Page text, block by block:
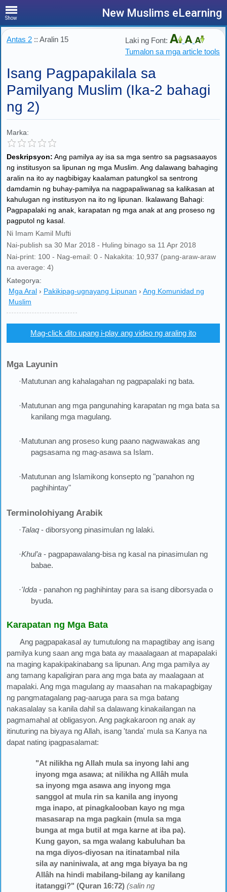
Show New Muslims eLearning
Antas 2 :: Aralin 15
Laki ng Font:
Tumalon sa mga article tools
Isang Pagpapakilala sa
Pamilyang Muslim (Ika-2 bahagi
ng 2)
Marka:
Deskripsyon: Ang pamilya ay isa sa mga sentro sa pagsasaayos
ng institusyon sa lipunan ng mga Muslim. Ang dalawang bahaging
aralin na ito ay nagbibigay kaalaman patungkol sa sentrong
damdamin ng buhay-pamilya na nagpapaliwanag sa kalikasan at
kahulugan ng institusyon na ito ng lipunan. Ikalawang Bahagi:
Pagpapalaki ng anak, karapatan ng mga anak at ang proseso ng
pagputol ng kasal.
Ni Imam Kamil Mufti
Nai-publish sa 30 Mar 2018 - Huling binago sa 11 Apr 2018
Nai-print: 100 - Nag-email: 0 - Nakakita: 10,937 (pang-araw-araw
na average: 4)
Kategorya:
Mga Aral › Pakikipag-ugnayang Lipunan › Ang Komunidad ng
Muslim
Mag-click dito upang i-play ang video ng araling ito
Mga Layunin
·Matutunan ang kahalagahan ng pagpapalaki ng bata.
·Matutunan ang mga pangunahing karapatan ng mga bata sa
kanilang mga magulang.
·Matutunan ang proseso kung paano nagwawakas ang
pagsasama ng mag-asawa sa Islam.
·Matutunan ang Islamikong konsepto ng "panahon ng
paghihintay"
Terminolohiyang Arabik
·Talaq - diborsyong pinasimulan ng lalaki.
·Khul’a - pagpapawalang-bisa ng kasal na pinasimulan ng
babae.
·'Idda - panahon ng paghihintay para sa isang diborsyada o
byuda.
Karapatan ng Mga Bata
Ang pagpapakasal ay tumutulong na mapagtibay ang isang
pamilya kung saan ang mga bata ay maaalagaan at mapapalaki
na maging kapakipakinabang sa lipunan. Ang mga pamilya ay
ang tamang kapaligiran para ang mga bata ay maalagaan at
mapalaki. Ang mga magulang ay maasahan na makapagbigay
ng pangmatagalang pag-aaruga para sa mga batang
nakasalalay sa kanila dahil sa dalawang kinakailangan na
pagmamahal at obligasyon. Ang pagkakaroon ng anak ay
itinuturing na biyaya ng Allah, isang 'tanda' mula sa Kanya na
dapat nating ipagpasalamat:
"At nilikha ng Allah mula sa inyong lahi ang
inyong mga asawa; at nilikha ng Allâh mula
sa inyong mga asawa ang inyong mga
sanggol at mula rin sa kanila ang inyong
mga inapo, at pinagkalooban kayo ng mga
masasarap na mga pagkain (mula sa mga
bunga at mga butil at mga karne at iba pa).
Kung gayon, sa mga walang kabuluhan ba
na mga diyos-diyosan na itinatambal nila
sila ay naniniwala, at ang mga biyaya ba ng
Allâh na hindi mabilang-bilang ay kanilang
itatanggi?" (Quran 16:72) (salin ng